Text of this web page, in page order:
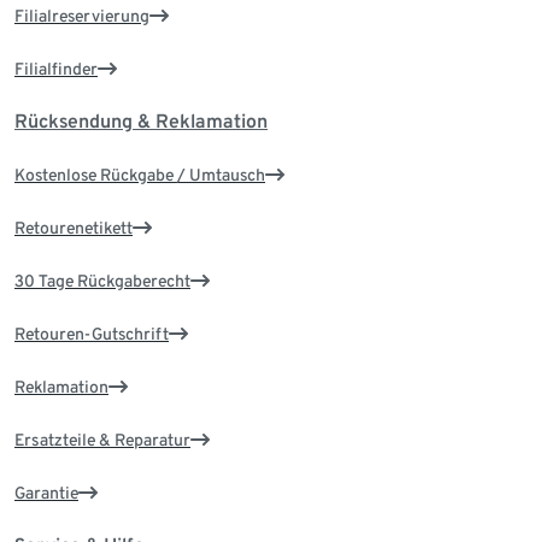
Filialreservierung
Filialfinder
Rücksendung & Reklamation
Kostenlose Rückgabe / Umtausch
Retourenetikett
30 Tage Rückgaberecht
Retouren-Gutschrift
Reklamation
Ersatzteile & Reparatur
Garantie